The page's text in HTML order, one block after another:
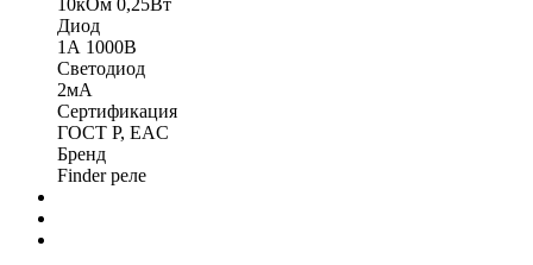
10кОм 0,25Вт
Диод
1А 1000В
Светодиод
2мА
Сертификация
ГОСТ Р, EAC
Бренд
Finder реле